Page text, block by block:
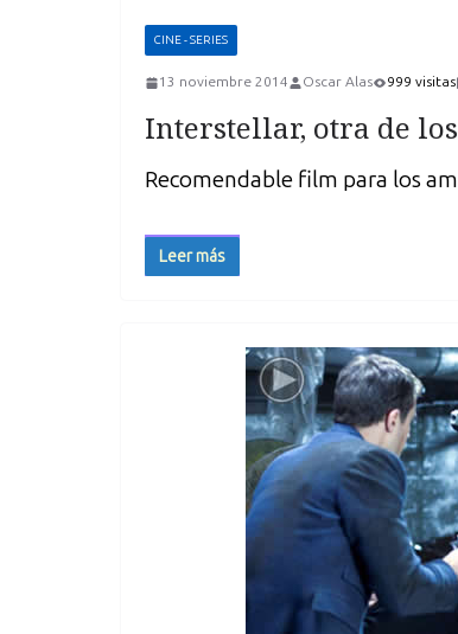
CINE - SERIES
13 noviembre 2014 Oscar Alas 999 visitas
Interstellar, otra de
Recomendable film para los
Leer más